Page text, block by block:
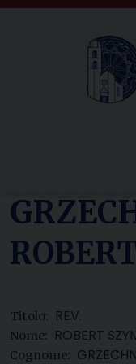
Skip
Titolo: REV.
Nome: ROBERT
Cognome: